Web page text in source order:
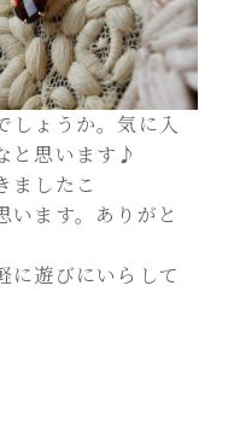
しょうか。気に入
と思います♪
ましたこ
います。ありがと
に遊びにいらして